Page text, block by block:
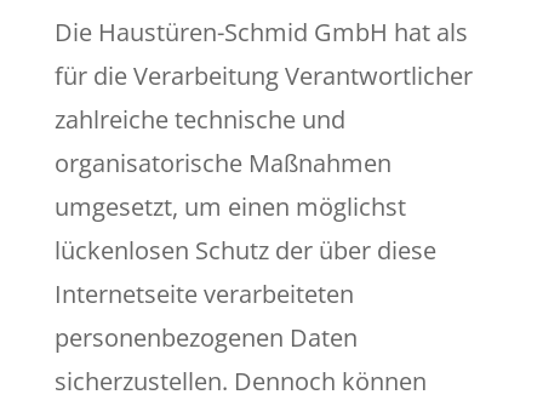
Die Haustüren-Schmid GmbH hat als
für die Verarbeitung Verantwortlicher
zahlreiche technische und
organisatorische Maßnahmen
umgesetzt, um einen möglichst
lückenlosen Schutz der über diese
Internetseite verarbeiteten
personenbezogenen Daten
sicherzustellen. Dennoch können